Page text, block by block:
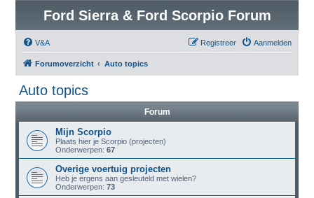
Ford Sierra & Ford Scorpio Forum
V&A Aanmelden
Registreer
Forumoverzicht Auto topics
Auto topics
Forum
Mijn Scorpio
Plaats hier je Scorpio (projecten)
Onderwerpen: 67
Overige voertuig projecten
Heb je ergens aan gesleuteld met wielen?
Onderwerpen: 73